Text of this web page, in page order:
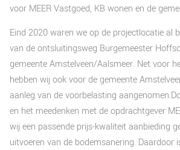
voor MEER Vastgoed, KB wonen en de
Eind 2020 waren we op de projectlocatie al
van de ontsluitingsweg Burgemeester
gemeente Amstelveen/Aalsmeer. Net voor
hebben wij ook voor de gemeente
aanleg van de voorbelasting
en het meedenken met de opdrachtgever
wij een passende prijs-kwaliteit aanbieding
uitvoeren van de bodemsanering. Daardoor